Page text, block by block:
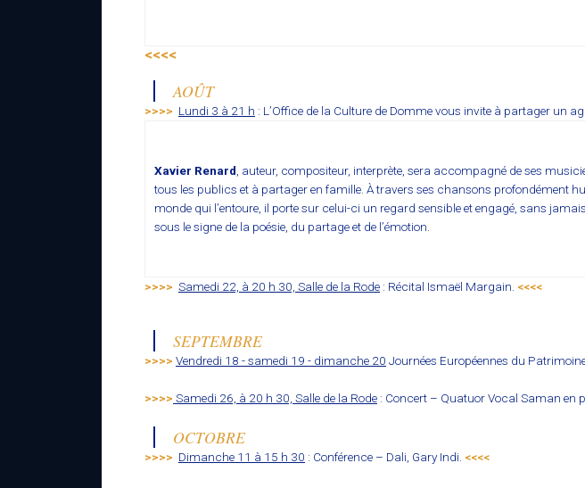
<<<<
AOÛT
>>>> Lundi 3 à 21 h : L’Office de la Culture de Domme vous invite à partager un
Xavier Renard, auteur, compositeur, interprète, sera accompagné de ses
tous les publics et à partager en famille. À travers ses chansons profondément
monde qui l’entoure, il porte sur celui-ci un regard sensible et engagé, sans
sous le signe de la poésie, du partage et de l’émotion.
>>>> Samedi 22, à 20 h 30, Salle de la Rode : Récital Ismaël Margain. <<<<
SEPTEMBRE
>>>> Vendredi 18 - samedi 19 - dimanche 20 Journées Européennes du
>>>> Samedi 26, à 20 h 30, Salle de la Rode : Concert – Quatuor Vocal Saman en
OCTOBRE
>>>> Dimanche 11 à 15 h 30 : Conférence – Dali, Gary Indi. <<<<